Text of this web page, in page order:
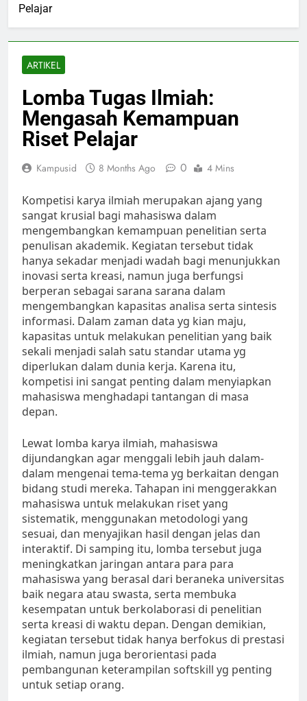
Pelajar
ARTIKEL
Lomba Tugas Ilmiah:
Mengasah Kemampuan
Riset Pelajar
Kampusid 8 Months Ago 0 4 Mins
Kompetisi karya ilmiah merupakan ajang yang
sangat krusial bagi mahasiswa dalam
mengembangkan kemampuan penelitian serta
penulisan akademik. Kegiatan tersebut tidak
hanya sekadar menjadi wadah bagi menunjukkan
inovasi serta kreasi, namun juga berfungsi
berperan sebagai sarana sarana dalam
mengembangkan kapasitas analisa serta sintesis
informasi. Dalam zaman data yg kian maju,
kapasitas untuk melakukan penelitian yang baik
sekali menjadi salah satu standar utama yg
diperlukan dalam dunia kerja. Karena itu,
kompetisi ini sangat penting dalam menyiapkan
mahasiswa menghadapi tantangan di masa
depan.
Lewat lomba karya ilmiah, mahasiswa
dijundangkan agar menggali lebih jauh dalam-
dalam mengenai tema-tema yg berkaitan dengan
bidang studi mereka. Tahapan ini menggerakkan
mahasiswa untuk melakukan riset yang
sistematik, menggunakan metodologi yang
sesuai, dan menyajikan hasil dengan jelas dan
interaktif. Di samping itu, lomba tersebut juga
meningkatkan jaringan antara para para
mahasiswa yang berasal dari beraneka universitas
baik negara atau swasta, serta membuka
kesempatan untuk berkolaborasi di penelitian
serta kreasi di waktu depan. Dengan demikian,
kegiatan tersebut tidak hanya berfokus di prestasi
ilmiah, namun juga berorientasi pada
pembangunan keterampilan softskill yg penting
untuk setiap orang.